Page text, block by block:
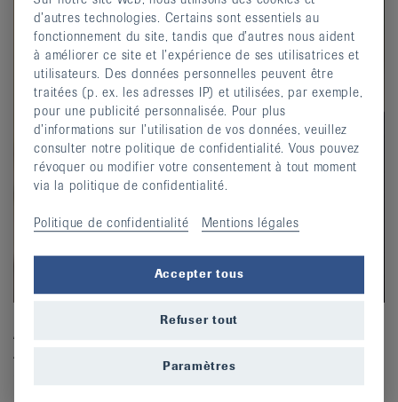
Andrea Möhr
Andrea est économiste d'entreprise HES. Elle travaille à
50% comme assistante de la direction au sein de la
d’autres technologies. Certains sont essentiels au
fonctionnement du site, tandis que d’autres nous aident
à améliorer ce site et l’expérience de ses utilisatrices et
utilisateurs. Des données personnelles peuvent être
traitées (p. ex. les adresses IP) et utilisées, par exemple,
pour une publicité personnalisée. Pour plus
d’informations sur l’utilisation de vos données, veuillez
consulter notre politique de confidentialité. Vous pouvez
révoquer ou modifier votre consentement à tout moment
via la politique de confidentialité.
Politique de confidentialité Mentions légales
Accepter tous
Refuser tout
Paramètres